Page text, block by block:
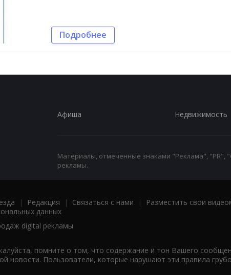
Подробнее
Афиша Недвижимость
Материалы, отмеченные знаками "Реклама", "PR",
рекламы.
| Редакция | Связаться с нами | Разместить свои
данных
digital рекламы
помните о том, что содержание и тон Вашего
новости. Пользователи, которые нарушают эти правила